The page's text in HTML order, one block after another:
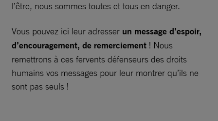
l’être, nous sommes toutes et tous en danger.
Vous pouvez ici leur adresser un message d’espoir,
d’encouragement, de remerciement ! Nous
remettrons à ces fervents défenseurs des droits
humains vos messages pour leur montrer qu’ils ne
sont pas seuls !